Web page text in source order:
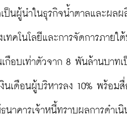
ป็นผู้นำในธุรกิจน้ำตาลและผ
ทคโนโลยีและการจัดการภาย
กือบเท่าตัวจาก 8 พันล้านบาท
นเดือนผู้บริหารลง 10% พร้อ
นาคารเจ้าหนี้ทราบผลการดำเ